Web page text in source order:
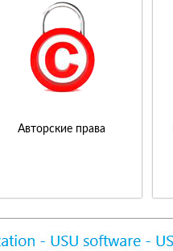
Авторские права